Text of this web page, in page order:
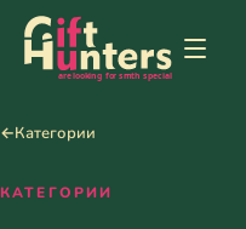
←Категории
КАТЕГОРИИ